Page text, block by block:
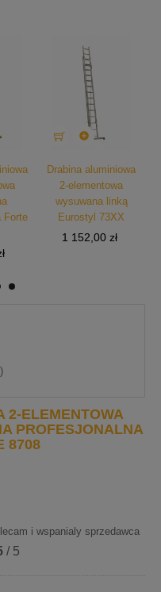
Forte

Drabina aluminiowa
2-elementowa
wysuwana linką
Eurostyl 73XX
Cena
1 152,00 zł
2-ELEMENTOWA
PROFESJONALNA
8708
i wspanialy sprzedawca
/ 5